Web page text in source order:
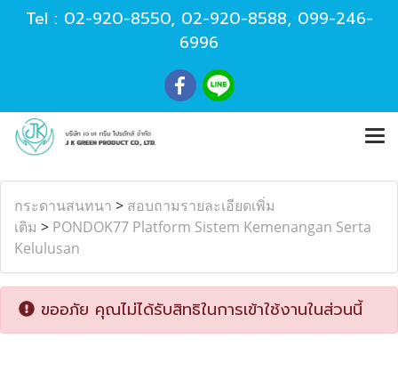
Tel : 02-920-8550, 02-920-8588, 099-246-
6996
กระดานสนทนา > สอบถามรายละเอียดเพิ่ม
เติม > PONDOK77 Platform Sistem Kemenangan Serta
Kelulusan
ขออภัย คุณไม่ได้รับสิทธิในการเข้าใช้งานในส่วนนี้